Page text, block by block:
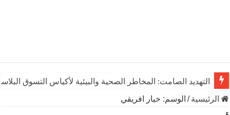
التهديد الصامت: المخاطر الصحية والبيئية لأكياس التسوق
الرئيسية/ الوسم: خيار افريقي